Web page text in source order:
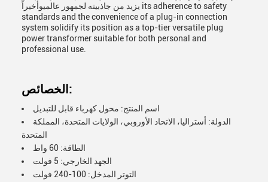
يزيد من جاذبيته لجمهور عالميوأخيراً its adherence to safety
standards and the convenience of a plug-in connection
system solidify its position as a top-tier versatile plug
power transformer suitable for both personal and
professional use.
الخصائص:
اسم المنتج: محول كهرباء قابل للتبديل
الدولة: أستراليا، الاتحاد الأوروبي، الولايات المتحدة، المملكة
المتحدة
الطاقة: 60 واط
الجهد الخارجي: 5 فولت
التوتر المدخل: 100-240 فولت